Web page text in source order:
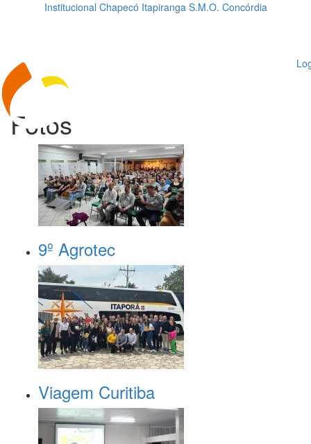
Institucional Chapecó Itapiranga S.M.O. Concórdia
Fotos
9º Agrotec
Viagem Curitiba